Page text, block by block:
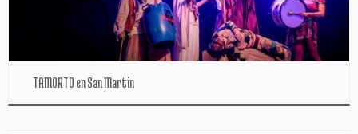
TAMORTO en San Martin